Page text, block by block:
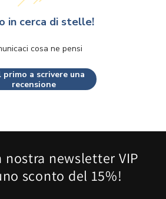
in cerca di stelle!
cosa ne pensi
primo a scrivere una
recensione
newsletter VIP
sconto del 15%!